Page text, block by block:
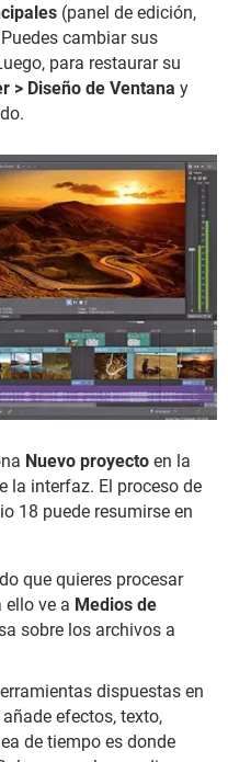
(panel de edición,
cambiar sus
para restaurar su
> Diseño de Ventana y
Nuevo proyecto en la
la interfaz. El proceso de
18 puede resumirse en
que quieres procesar
ello ve a Medios de
sobre los archivos a
dispuestas en
efectos, texto,
de tiempo es donde